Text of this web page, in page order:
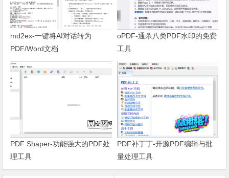
md2ex-一键将AI对话转为
PDF/Word文档
oPDF-通杀八类PDF水印的免费
工具
PDF Shaper-功能强大的PDF处
理工具
PDF补丁丁-开源PDF编辑与批
量处理工具